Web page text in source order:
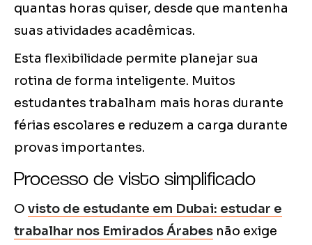
quantas horas quiser, desde que mantenha
suas atividades acadêmicas.
Esta flexibilidade permite planejar sua
rotina de forma inteligente. Muitos
estudantes trabalham mais horas durante
férias escolares e reduzem a carga durante
provas importantes.
Processo de visto simplificado
O visto de estudante em Dubai: estudar e
trabalhar nos Emirados Árabes não exige